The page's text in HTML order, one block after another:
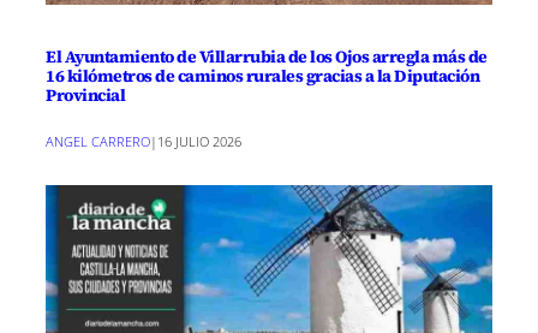
El Ayuntamiento de Villarrubia de los Ojos arregla más de
16 kilómetros de caminos rurales gracias a la Diputación
Provincial
ANGEL CARRERO| 16 JULIO 2026